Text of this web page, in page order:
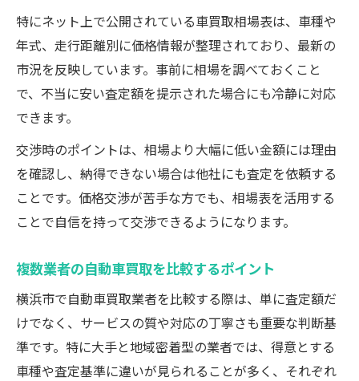
特にネット上で公開されている車買取相場表は、車種や
年式、走行距離別に価格情報が整理されており、最新の
市況を反映しています。事前に相場を調べておくこと
で、不当に安い査定額を提示された場合にも冷静に対応
できます。
交渉時のポイントは、相場より大幅に低い金額には理由
を確認し、納得できない場合は他社にも査定を依頼する
ことです。価格交渉が苦手な方でも、相場表を活用する
ことで自信を持って交渉できるようになります。
複数業者の自動車買取を比較するポイント
横浜市で自動車買取業者を比較する際は、単に査定額だ
けでなく、サービスの質や対応の丁寧さも重要な判断基
準です。特に大手と地域密着型の業者では、得意とする
車種や査定基準に違いが見られることが多く、それぞれ